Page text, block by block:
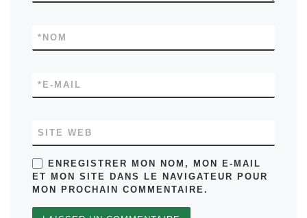
NOM
*
E-MAIL
*
SITE WEB
ENREGISTRER MON NOM, MON E-MAIL
ET MON SITE DANS LE NAVIGATEUR POUR
MON PROCHAIN COMMENTAIRE.